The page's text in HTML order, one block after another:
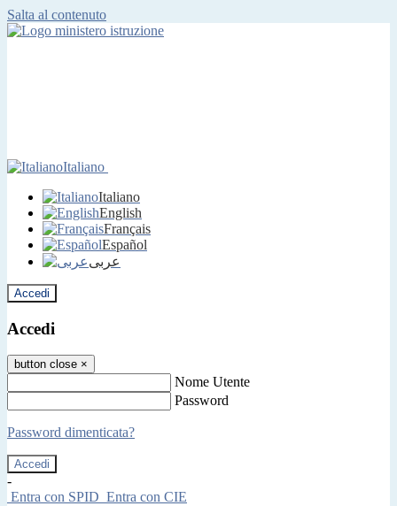
Salta al contenuto
Italiano
Italiano
English
Français
Español
عربى
Accedi
Accedi
button close ×
Nome Utente
Password
Password dimenticata?
-
Entra con SPID Entra con CIE